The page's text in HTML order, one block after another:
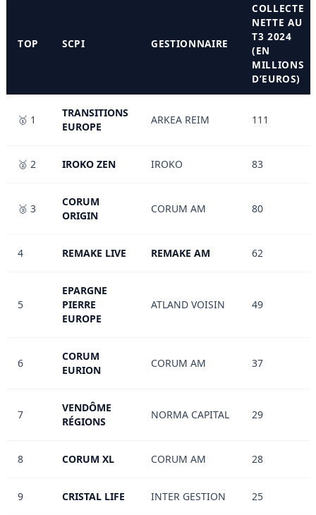
TOP SCPI GESTIONNAIRE
COLLECTE
NETTE AU
T3 2024
(EN
MILLIONS
D’EUROS)
🥇 1
TRANSITIONS
EUROPE
ARKEA REIM 111
🥈 2 IROKO ZEN IROKO 83
🥉 3
CORUM
ORIGIN
CORUM AM 80
4 REMAKE LIVE REMAKE AM 62
5
EPARGNE
PIERRE
EUROPE
ATLAND VOISIN 49
6
CORUM
EURION
CORUM AM 37
7
VENDÔME
RÉGIONS
NORMA CAPITAL 29
8 CORUM XL CORUM AM 28
9 CRISTAL LIFE INTER GESTION 25